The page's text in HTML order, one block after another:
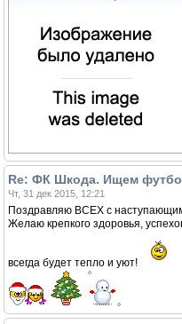
Re: ФК Шкода. Ищем
Чт, 31 дек 2015, 12:21
Поздравляю ВСЕХ с
Желаю крепкого здоровья,
всегда будет тепло и уют!